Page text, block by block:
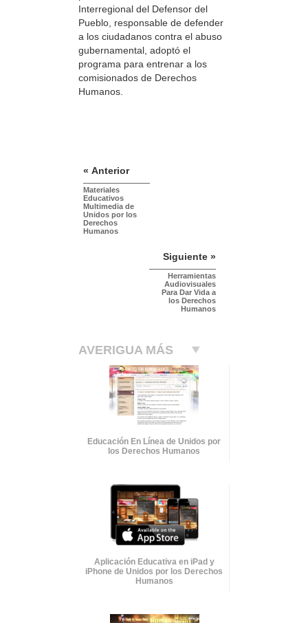
Interregional del Defensor del
Pueblo, responsable de defender
a los ciudadanos contra el abuso
gubernamental, adoptó el
programa para entrenar a los
comisionados de Derechos
Humanos.
« Anterior
Materiales
Educativos
Multimedia de
Unidos por los
Derechos
Humanos
Siguiente »
Herramientas
Audiovisuales
Para Dar Vida a
los Derechos
Humanos
AVERIGUA MÁS
Educación En Línea de Unidos por
los Derechos Humanos
Aplicación Educativa en iPad y
iPhone de Unidos por los Derechos
Humanos